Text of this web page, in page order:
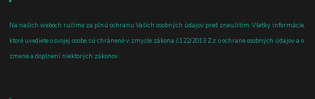
Na našich weboch ručíme za plnú ochranu Vašich osobných údajov pred zneužitím. Všetky informácie,
ktoré uvediete o svojej osobe, sú chránené v zmysle zákona č.122/2013 Z.z. o ochrane osobných údajov a o
zmene a doplnení niektorých zákonov.